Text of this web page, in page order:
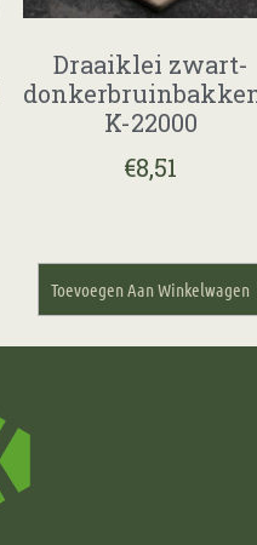
Draaiklei zwart-
K-22000
€8,51
Toevoegen Aan Winkelwagen